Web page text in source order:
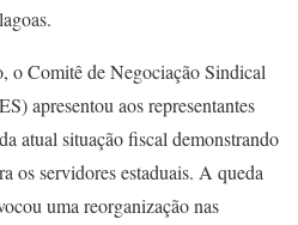
o Comitê de Negociação Sindical
apresentou aos representantes
atual situação fiscal demonstrando
os servidores estaduais. A queda
uma reorganização nas